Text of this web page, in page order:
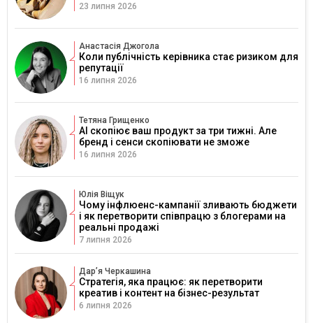
23 липня 2026
Анастасія Джогола
Коли публічність керівника стає ризиком для
репутації
16 липня 2026
Тетяна Грищенко
AI скопіює ваш продукт за три тижні. Але
бренд і сенси скопіювати не зможе
16 липня 2026
Юлія Віщук
Чому інфлюенс-кампанії зливають бюджети
і як перетворити співпрацю з блогерами на
реальні продажі
7 липня 2026
Дарʼя Черкашина
Стратегія, яка працює: як перетворити
креатив і контент на бізнес-результат
6 липня 2026